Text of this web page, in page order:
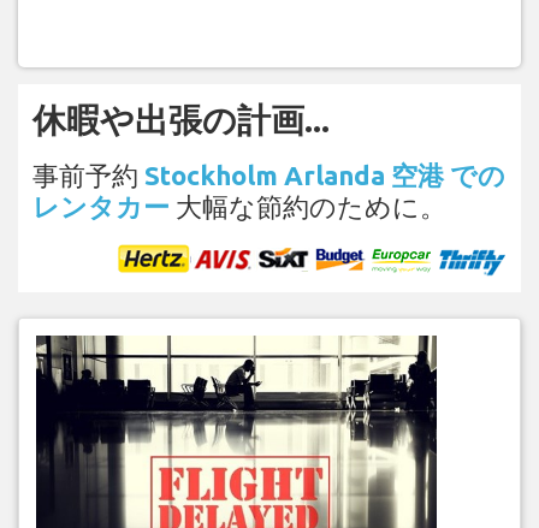
休暇や出張の計画...
事前予約 Stockholm Arlanda 空港 での
レンタカー 大幅な節約のために。